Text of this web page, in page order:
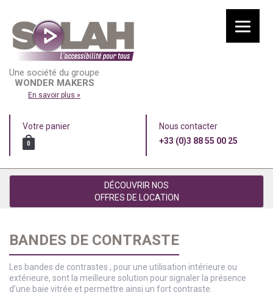
Une société du groupe
WONDER MAKERS
En savoir plus »
Votre panier
0
Nous contacter
+33 (0)3 88 55 00 25
DÉCOUVRIR NOS
OFFRES DE LOCATION
BANDES DE CONTRASTE
Les bandes de contrastes , pour une utilisation intérieure ou
extérieure, sont la meilleure solution pour signaler la présence
d’une baie vitrée et permettre ainsi un fort contraste.